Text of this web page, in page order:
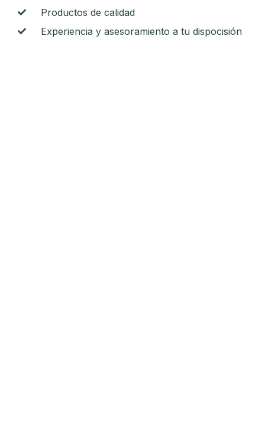
Productos de calidad
Experiencia y asesoramiento a tu dispocisión